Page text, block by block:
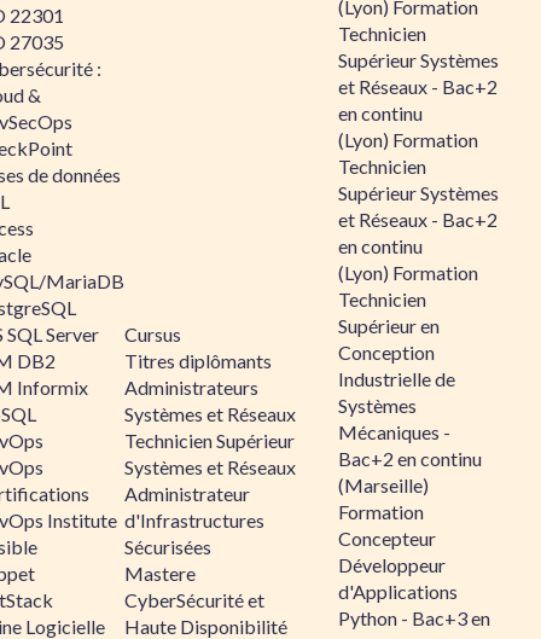
22301
27035
:
&
de données
MariaDB
SQL Server
DB2
Informix
Institute
Logicielle
Cursus
Titres diplômants
Administrateurs
Systèmes et Réseaux
Technicien Supérieur
Systèmes et Réseaux
Administrateur
d'Infrastructures
Sécurisées
Mastere
CyberSécurité et
Haute Disponibilité
(Lyon) Formation
Technicien
Supérieur Systèmes
et Réseaux - Bac+2
en continu
(Lyon) Formation
Technicien
Supérieur Systèmes
et Réseaux - Bac+2
en continu
(Lyon) Formation
Technicien
Supérieur en
Conception
Industrielle de
Systèmes
Mécaniques -
Bac+2 en continu
(Marseille)
Formation
Concepteur
Développeur
d'Applications
Python - Bac+3 en